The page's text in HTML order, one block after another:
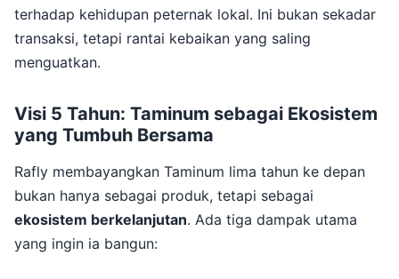
terhadap kehidupan peternak lokal. Ini bukan sekadar
transaksi, tetapi rantai kebaikan yang saling
menguatkan.
Visi 5 Tahun: Taminum sebagai Ekosistem
yang Tumbuh Bersama
Rafly membayangkan Taminum lima tahun ke depan
bukan hanya sebagai produk, tetapi sebagai
ekosistem berkelanjutan. Ada tiga dampak utama
yang ingin ia bangun: